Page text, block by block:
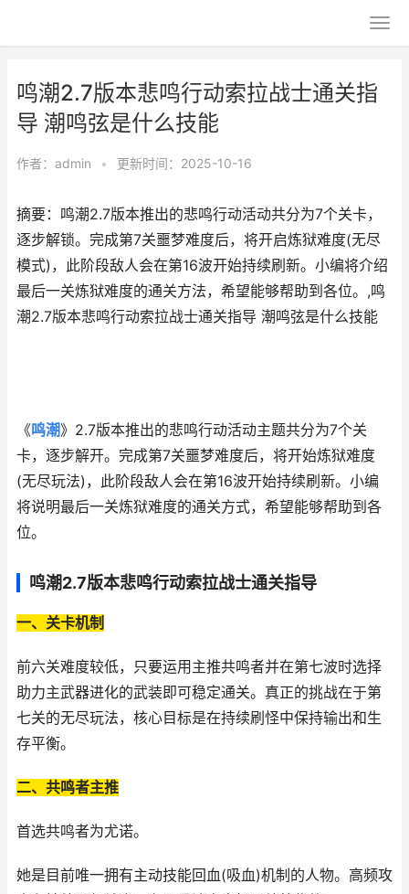
鸣潮2.7版本悲鸣行动索拉战士通关指
导 潮鸣弦是什么技能
作者： admin • 更新时间：2025-10-16
摘要：鸣潮2.7版本推出的悲鸣行动活动共分为7个关卡，
逐步解锁。完成第7关噩梦难度后，将开启炼狱难度(无尽
模式)，此阶段敌人会在第16波开始持续刷新。小编将介绍
最后一关炼狱难度的通关方法，希望能够帮助到各位。,鸣
潮2.7版本悲鸣行动索拉战士通关指导 潮鸣弦是什么技能
《鸣潮》2.7版本推出的悲鸣行动活动主题共分为7个关
卡，逐步解开。完成第7关噩梦难度后，将开始炼狱难度
(无尽玩法)，此阶段敌人会在第16波开始持续刷新。小编
将说明最后一关炼狱难度的通关方式，希望能够帮助到各
位。
鸣潮2.7版本悲鸣行动索拉战士通关指导
一、关卡机制
前六关难度较低，只要运用主推共鸣者并在第七波时选择
助力主武器进化的武装即可稳定通关。真正的挑战在于第
七关的无尽玩法，核心目标是在持续刷怪中保持输出和生
存平衡。
二、共鸣者主推
首选共鸣者为尤诺。
她是目前唯一拥有主动技能回血(吸血)机制的人物。高频攻